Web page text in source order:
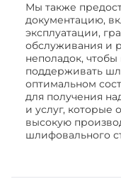
Мы также
документацию,
эксплуатации,
обслуживания и
неполадок,
поддерживать
оптимальном
для получения
и услуг, которые
высокую
шлифовального